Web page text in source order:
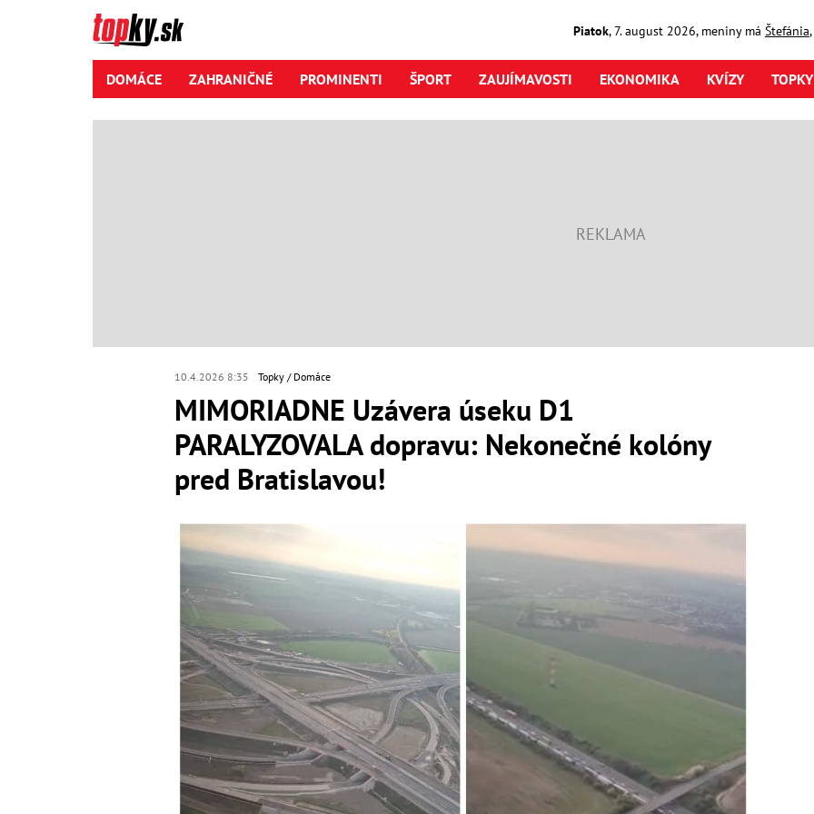
Piatok,7. august2026, meniny má Štefánia
DOMÁCE ZAHRANIČNÉ PROMINENTI ŠPORT ZAUJÍMAVOSTI EKONOMIKA KVÍZY
10.4.2026 8:35 Topky Domáce
MIMORIADNE Uzávera úseku D1
PARALYZOVALA dopravu: Nekonečné kolóny
pred Bratislavou!